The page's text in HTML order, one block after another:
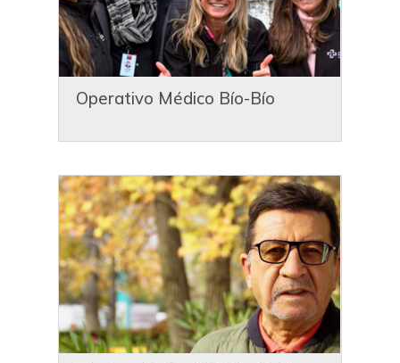
Operativo Médico Bío-Bío